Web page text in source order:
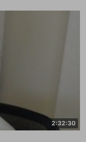
2:32:30